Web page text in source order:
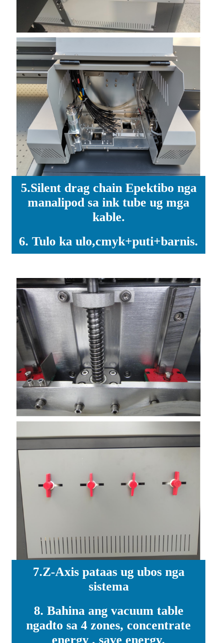
5.Silent drag chain Epektibo nga
manalipod sa ink tube ug mga
kable.
6. Tulo ka ulo,cmyk+puti+barnis.
7.Z-Axis pataas ug ubos nga
sistema
8. Bahina ang vacuum table
ngadto sa 4 zones, concentrate
energy , save energy.